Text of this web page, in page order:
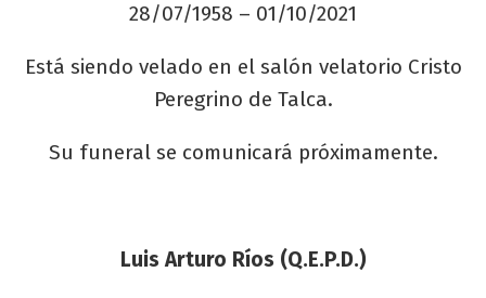
28/07/1958 – 01/10/2021
Está siendo velado en el salón velatorio Cristo
Peregrino de Talca.
Su funeral se comunicará próximamente.
Luis Arturo Ríos (Q.E.P.D.)